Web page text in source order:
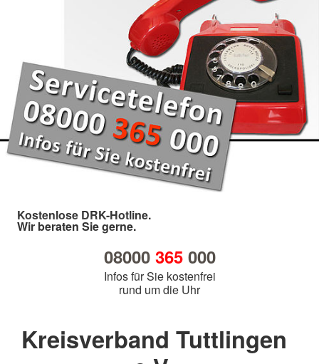
Kostenlose DRK-Hotline.
Wir beraten Sie gerne.
08000 365000
Infos für Sie kostenfrei
rund um die Uhr
Kreisverband Tuttlingen